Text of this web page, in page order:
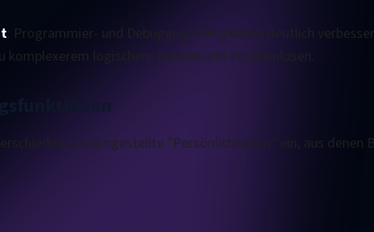
: Programmier- und Debugging-Fähigkeiten deutlich
komplexerem logischem Denken und Problemlösen.
voreingestellte "Persönlichkeiten" ein, aus denen